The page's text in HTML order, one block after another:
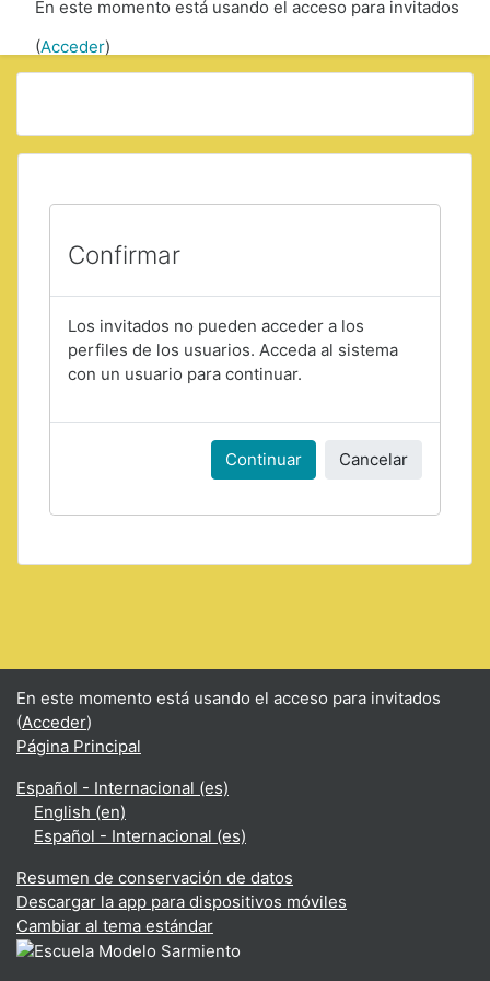
Saltar a contenido principal
En este momento está usando el acceso para invitados
(Acceder)
Confirmar
Los invitados no pueden acceder a los
perfiles de los usuarios. Acceda al sistema
con un usuario para continuar.
Continuar Cancelar
En este momento está usando el acceso para invitados
(Acceder)
Página Principal
Español - Internacional ‎(es)‎
English ‎(en)‎
Español - Internacional ‎(es)‎
Resumen de conservación de datos
Descargar la app para dispositivos móviles
Cambiar al tema estándar